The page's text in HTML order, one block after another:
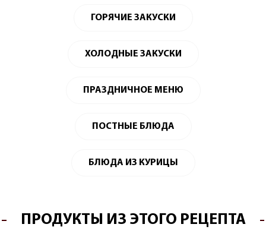
ГОРЯЧИЕ ЗАКУСКИ
ХОЛОДНЫЕ ЗАКУСКИ
ПРАЗДНИЧНОЕ МЕНЮ
ПОСТНЫЕ БЛЮДА
БЛЮДА ИЗ КУРИЦЫ
ПРОДУКТЫ ИЗ ЭТОГО РЕЦЕПТА